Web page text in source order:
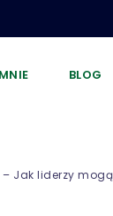
BLOG
– Jak liderzy